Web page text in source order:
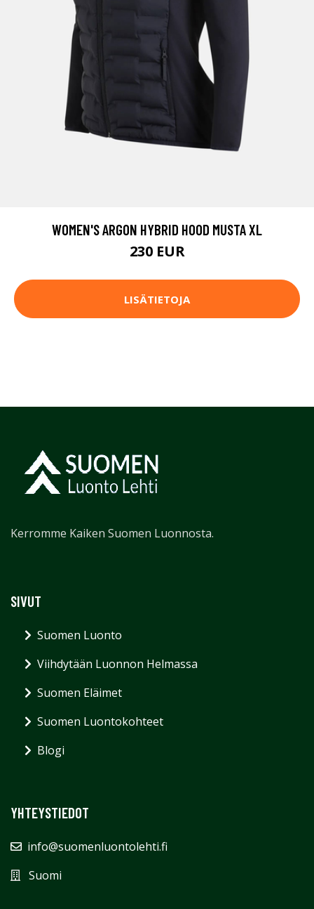
WOMEN'S ARGON HYBRID HOOD MUSTA XL
230 EUR
LISÄTIETOJA
Kerromme Kaiken Suomen Luonnosta.
SIVUT
Suomen Luonto
Viihdytään Luonnon Helmassa
Suomen Eläimet
Suomen Luontokohteet
Blogi
YHTEYSTIEDOT
info@suomenluontolehti.fi
Suomi